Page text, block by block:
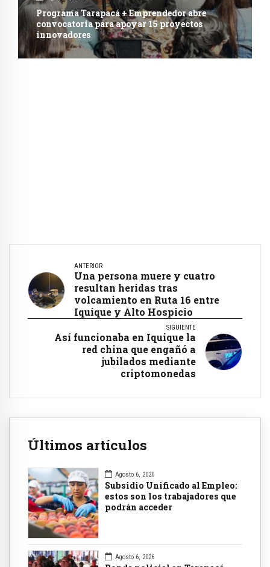
Programa Tarapacá + Emprendedor abre
convocatoria para apoyar 15 proyectos
innovadores
ANTERIOR
Una persona muere y cuatro
resultan heridas tras
volcamiento en Ruta 16 entre
Iquique y Alto Hospicio
SIGUIENTE
Así funcionaba en Iquique la
red china que engañó a
jubilados mediante
criptomonedas
Últimos artículos
Agosto 6, 2026
Subsidio Unificado al Empleo:
estos son los trabajadores que
podrán acceder
Agosto 6, 2026